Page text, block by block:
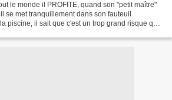
le monde il PROFITE, quand son "petit maître"
se met tranquillement dans son fauteuil
piscine, il sait que c'est un trop grand risque que